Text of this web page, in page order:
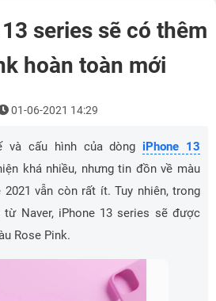
series sẽ có thêm
hoàn toàn mới
01-06-2021 14:29
và cấu hình của dòng iPhone 13
khá nhiều, nhưng tin đồn về màu
vẫn còn rất ít. Tuy nhiên, trong
Naver, iPhone 13 series sẽ được
Rose Pink.